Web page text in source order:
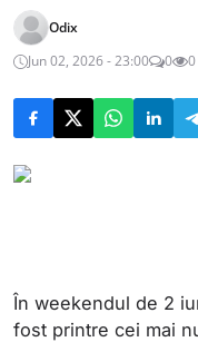
Odix
Jun 02, 2026 - 23:00
0 0
În weekendul de 2
fost printre cei mai